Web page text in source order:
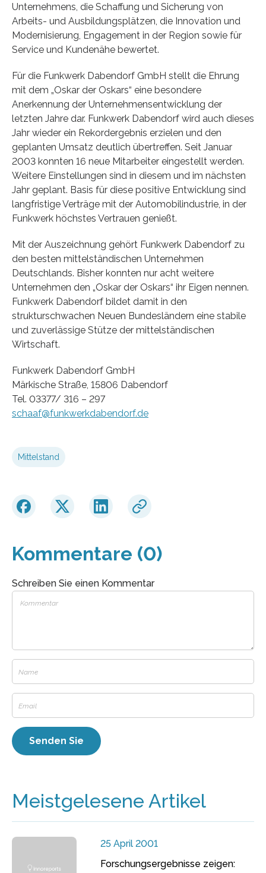
Unternehmens, die Schaffung und Sicherung von
Arbeits- und Ausbildungsplätzen, die Innovation und
Modernisierung, Engagement in der Region sowie für
Service und Kundenähe bewertet.
Für die Funkwerk Dabendorf GmbH stellt die Ehrung
mit dem „Oskar der Oskars“ eine besondere
Anerkennung der Unternehmensentwicklung der
letzten Jahre dar. Funkwerk Dabendorf wird auch dieses
Jahr wieder ein Rekordergebnis erzielen und den
geplanten Umsatz deutlich übertreffen. Seit Januar
2003 konnten 16 neue Mitarbeiter eingestellt werden.
Weitere Einstellungen sind in diesem und im nächsten
Jahr geplant. Basis für diese positive Entwicklung sind
langfristige Verträge mit der Automobilindustrie, in der
Funkwerk höchstes Vertrauen genießt.
Mit der Auszeichnung gehört Funkwerk Dabendorf zu
den besten mittelständischen Unternehmen
Deutschlands. Bisher konnten nur acht weitere
Unternehmen den „Oskar der Oskars“ ihr Eigen nennen.
Funkwerk Dabendorf bildet damit in den
strukturschwachen Neuen Bundesländern eine stabile
und zuverlässige Stütze der mittelständischen
Wirtschaft.
Funkwerk Dabendorf GmbH
Märkische Straße, 15806 Dabendorf
Tel. 03377/ 316 – 297
schaaf@funkwerkdabendorf.de
Mittelstand
Kommentare (0)
Schreiben Sie einen Kommentar
Meistgelesene Artikel
25 April 2001
Forschungsergebnisse zeigen: